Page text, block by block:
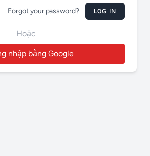
Forgot your password? LOG IN
Hoặc
nhập bằng Google